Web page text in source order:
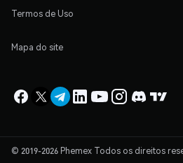
Termos de Uso
Mapa do site
© 2019-2026 Phemex Todos os direitos